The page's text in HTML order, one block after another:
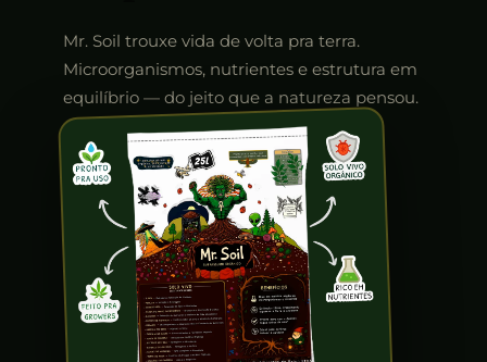
Mr. Soil trouxe vida de volta pra terra.
Microorganismos, nutrientes e estrutura em
equilíbrio — do jeito que a natureza pensou.